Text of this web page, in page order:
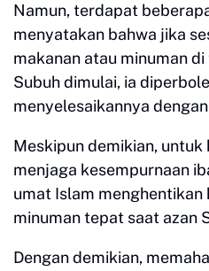
Namun, terdapat
menyatakan bahwa jika
makanan atau minuman
Subuh dimulai, ia
menyelesaikannya
Meskipun demikian,
menjaga kesempurnaan
umat Islam menghentikan
minuman tepat saat azan
Dengan demikian,